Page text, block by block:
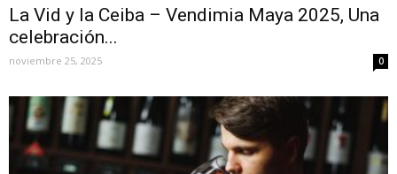
La Vid y la Ceiba – Vendimia Maya 2025, Una
celebración...
noviembre 25, 2025 0